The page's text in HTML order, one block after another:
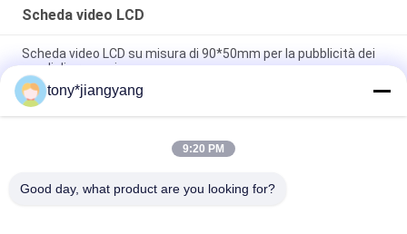
Scheda video LCD
Scheda video LCD su misura di 90*50mm per la pubblicità dei
regali di promozione
Colore pieno LCD della carta dell'opuscolo di tecnologia di VIF
video e sfalsare stampa di CMYK
Scheda video LCD del ODM dell'OEM per la pubblicità della
tony*jiangyang
9:20 PM
Good day, what product are you looking for?